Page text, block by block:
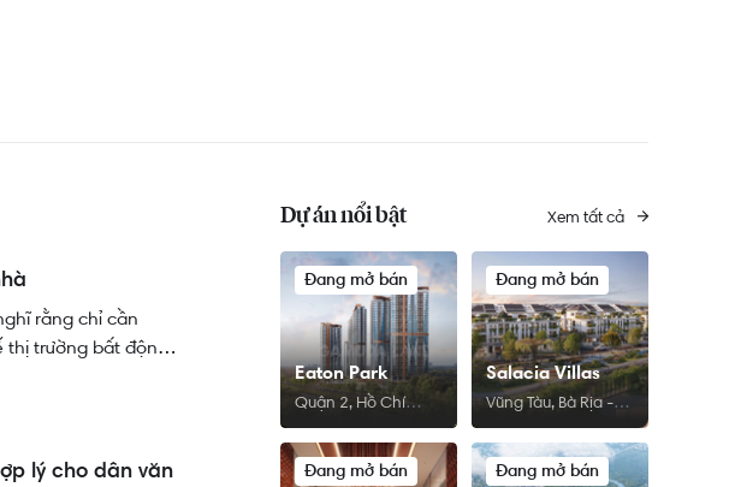
rằng chỉ cần
thị trường bất động
hành trình “an
lý cho dân văn
Dự án nổi bật Xem tất cả
Đang mở bán
Eaton Park
Quận 2, Hồ Chí
Minh
Đang mở bán
Salacia Villas
Vũng Tàu, Bà Rịa -
Vũng Tàu
Đang mở bán Đang mở bán